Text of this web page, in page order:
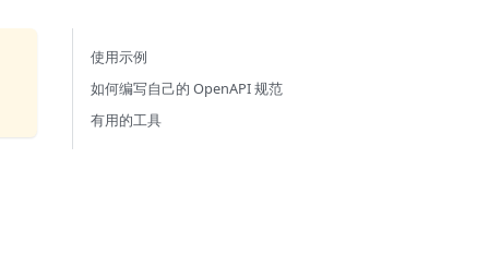
使用示例
如何编写自己的 OpenAPI 规范
有用的工具